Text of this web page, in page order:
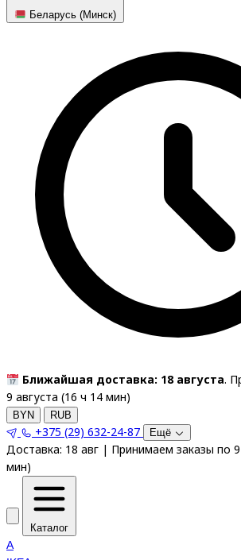
Беларусь (Минск)
Ближайшая доставка: 18 августа.
9 августа (16 ч 14 мин)
BYN RUB
+375 (29) 632-24-87 Ещё
Доставка: 18 авг | Принимаем заказы по 9
мин)
Каталог
A